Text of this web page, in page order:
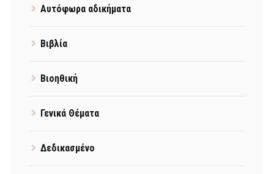
Αυτόφωρα αδικήματα
Βιβλία
Βιοηθική
Γενικά Θέματα
Δεδικασμένο